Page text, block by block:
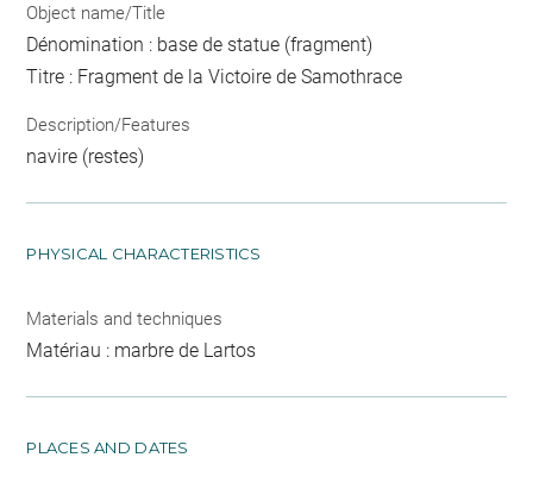
Object name/Title
Dénomination : base de statue (fragment)
Titre : Fragment de la Victoire de Samothrace
Description/Features
navire (restes)
PHYSICAL CHARACTERISTICS
Materials and techniques
Matériau : marbre de Lartos
PLACES AND DATES